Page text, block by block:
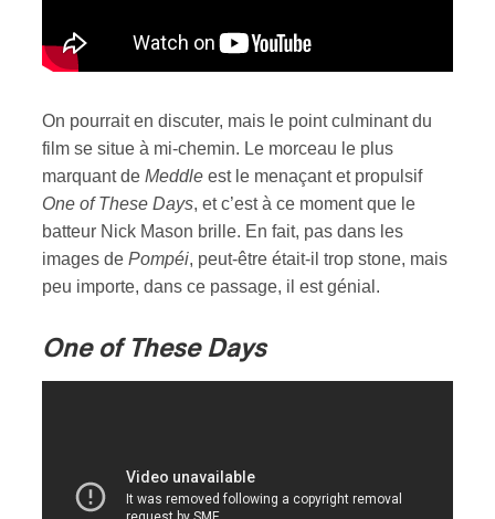
On pourrait en discuter, mais le point culminant du
film se situe à mi-chemin. Le morceau le plus
marquant de Meddle est le menaçant et propulsif
One of These Days, et c’est à ce moment que le
batteur Nick Mason brille. En fait, pas dans les
images de Pompéi, peut-être était-il trop stone, mais
peu importe, dans ce passage, il est génial.
One of These Days